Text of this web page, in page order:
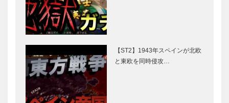
【ST2】1943年スペインが北欧
と東欧を同時侵攻…